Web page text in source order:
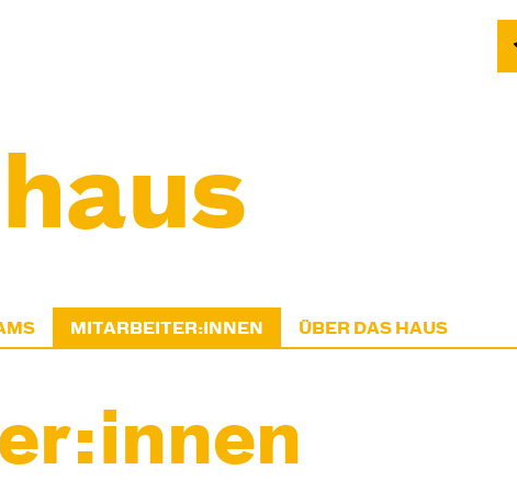
MITARBEITER:INNEN ÜBER DAS HAUS